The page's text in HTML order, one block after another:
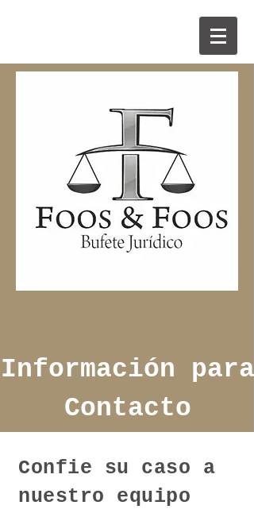
Información para
Contacto
Confie su caso a
nuestro equipo